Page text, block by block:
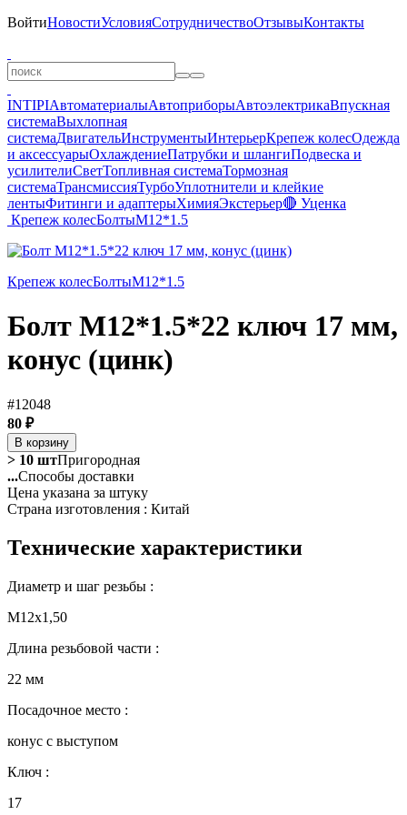
ВойтиНовостиУсловияСотрудничествоОтзывыКонтакты
INTIPIАвтоматериалыАвтоприборыАвтоэлектрикаВпускная
системаВыхлопная
системаДвигательИнструментыИнтерьерКрепеж колесОдежда
и аксессуарыОхлаждениеПатрубки и шлангиПодвеска и
усилителиСветТопливная системаТормозная
системаТрансмиссияТурбоУплотнители и клейкие
лентыФитинги и адаптерыХимияЭкстерьер🔴 Уценка
Крепеж колесБолтыМ12*1.5
Крепеж колесБолтыМ12*1.5
Болт M12*1.5*22 ключ 17 мм,
конус (цинк)
#12048
80 ₽
В корзину
> 10 штПригородная
...Способы доставки
Цена указана за штуку
Страна изготовления : Китай
Технические характеристики
Диаметр и шаг резьбы :
М12х1,50
Длина резьбовой части :
22 мм
Посадочное место :
конус с выступом
Ключ :
17